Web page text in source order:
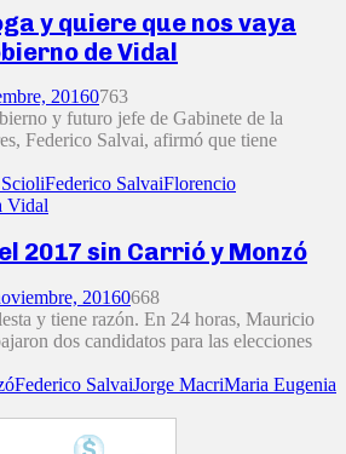
y quiere que nos vaya
de Vidal
20160763
y futuro jefe de Gabinete de la
Federico Salvai, afirmó que tiene
Federico SalvaiFlorencio
Vidal
2017 sin Carrió y Monzó
20160668
y tiene razón. En 24 horas, Mauricio
dos candidatos para las elecciones
Federico SalvaiJorge MacriMaria Eugenia